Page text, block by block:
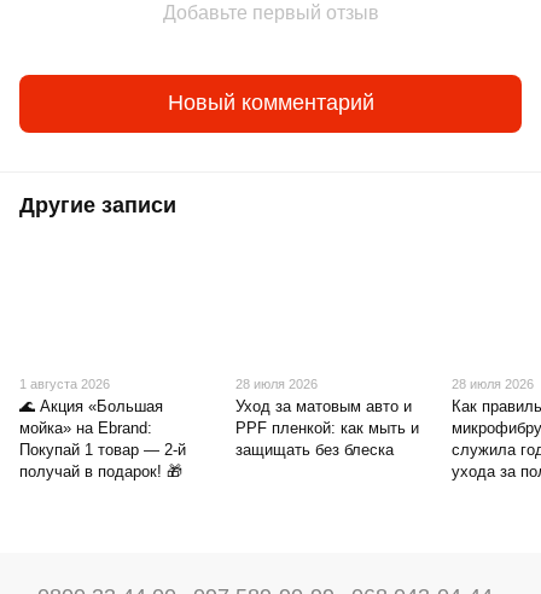
Добавьте первый отзыв
Новый комментарий
Другие записи
1 августа 2026
🌊 Акция «Большая
мойка» на Ebrand:
Покупай 1 товар — 2-й
получай в подарок! 🎁
28 июля 2026
Уход за матовым авто и
PPF пленкой: как мыть и
защищать без блеска
28 июля 2026
Как
служила
ухода за